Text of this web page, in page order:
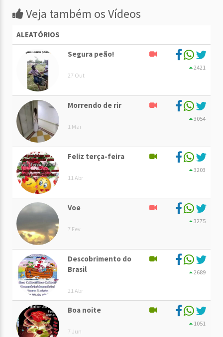
Veja também os Vídeos
ALEATÓRIOS
Segura peão!
27 Out
2421
Morrendo de rir
1 Mai
3054
Feliz terça-feira
11 Abr
3203
Voe
7 Fev
3275
Descobrimento do
Brasil
21 Abr
2689
Boa noite
7 Jun
1051